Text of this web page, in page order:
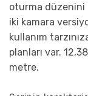
oturma düzenini
iki kamara
kullanım
planları var.
metre.